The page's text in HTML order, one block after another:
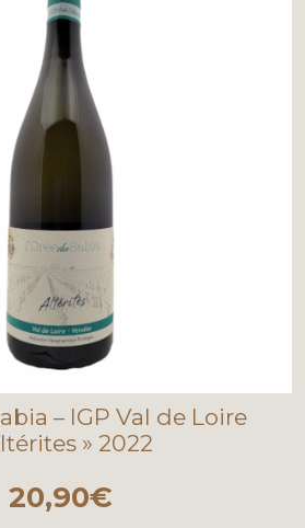
– IGP Val de Loire
» 2022
20,90€